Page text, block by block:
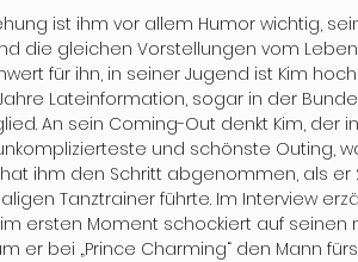
ist ihm vor allem Humor wichtig,
die gleichen Vorstellungen vom
für ihn, in seiner Jugend ist Kim
Lateinformation, sogar in der
An sein Coming-Out denkt Kim, der
und schönste Outing,
ihm den Schritt abgenommen, als
Tanztrainer führte. Im Interview
ersten Moment schockiert auf seinen
er bei „Prince Charming“ den Mann